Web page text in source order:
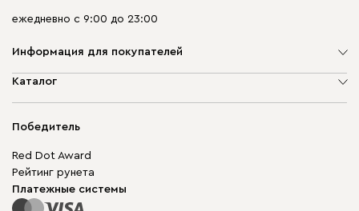
ежедневно с 9:00 до 23:00
Информация для покупателей
О компании
Гарантия
Для бизнеса
Карта сайта
Каталог
Корпусная мебель
Модульная мебель
Столы и стулья
Победитель
Red Dot Award
Рейтинг рунета
Платежные системы